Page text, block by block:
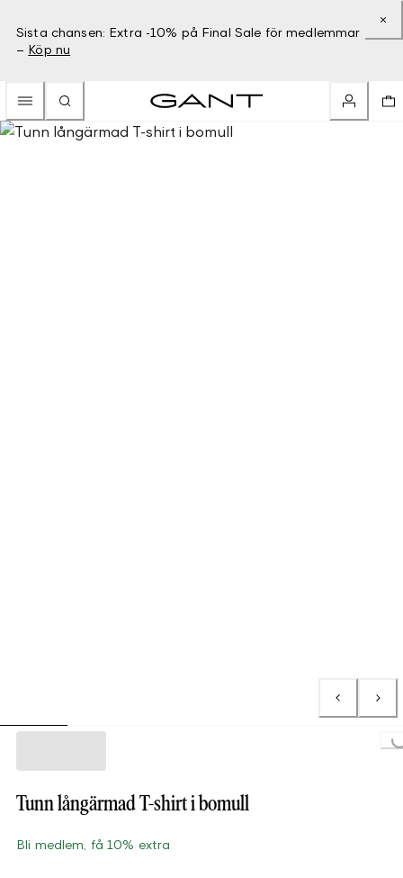
Sista chansen: Extra -10% på Final Sale för medlemmar
– Köp nu
Tunn långärmad T-shirt i bomull
Bli medlem, få 10% extra